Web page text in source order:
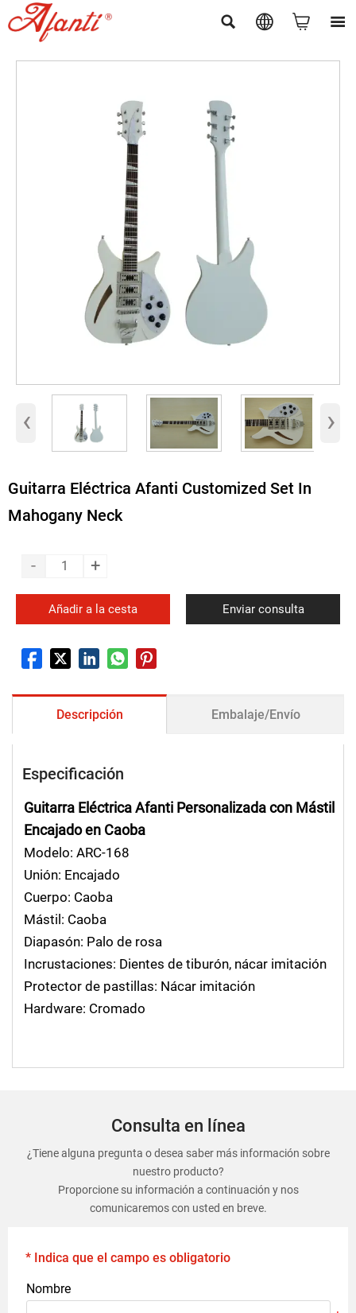
   
‹ ›
Guitarra Eléctrica Afanti Customized Set In
Mahogany Neck
- +
Añadir a la cesta Enviar consulta
Descripción Embalaje/Envío
Especificación
Guitarra Eléctrica Afanti Personalizada con Mástil
Encajado en Caoba
Modelo: ARC-168
Unión: Encajado
Cuerpo: Caoba
Mástil: Caoba
Diapasón: Palo de rosa
Incrustaciones: Dientes de tiburón, nácar imitación
Protector de pastillas: Nácar imitación
Hardware: Cromado
Consulta en línea
¿Tiene alguna pregunta o desea saber más información sobre
nuestro producto?
Proporcione su información a continuación y nos
comunicaremos con usted en breve.
* Indica que el campo es obligatorio
Nombre